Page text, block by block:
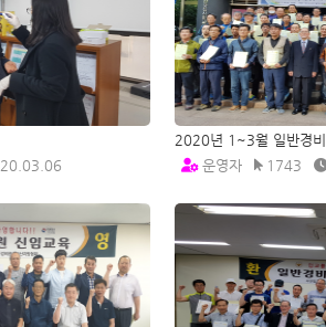
20.03.06
2020년 1~3월 일반경
운영자
1743